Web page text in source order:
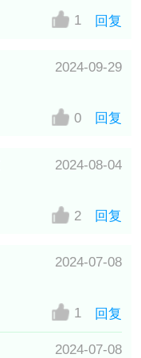
1 回复
2024-09-29
0 回复
2024-08-04
2 回复
2024-07-08
1 回复
2024-07-08